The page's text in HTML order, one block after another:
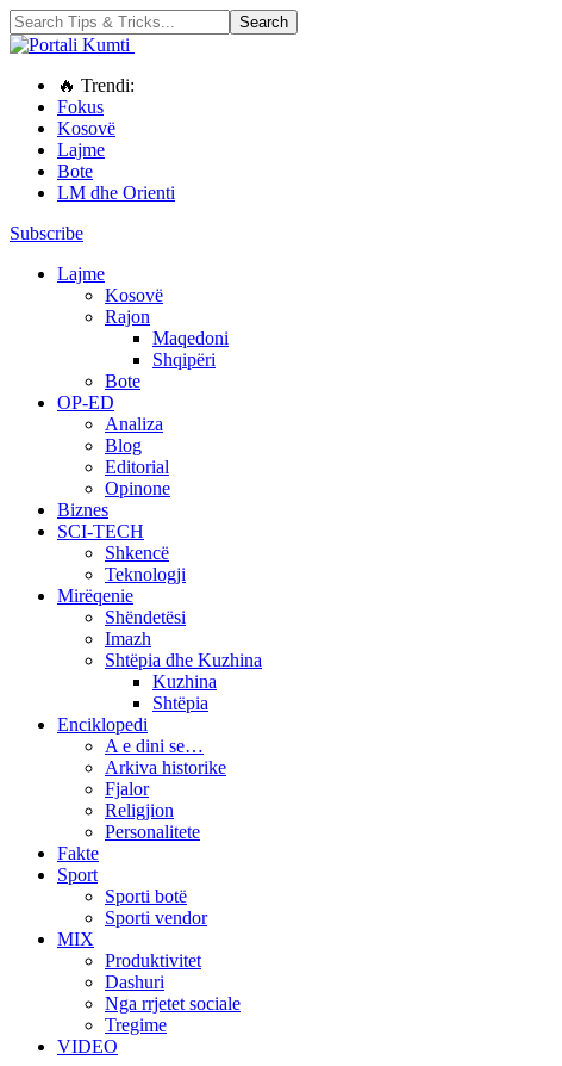
🔥 Trendi:
Fokus
Kosovë
Lajme
Bote
LM dhe Orienti
Subscribe
Lajme
Kosovë
Rajon
Maqedoni
Shqipëri
Bote
OP-ED
Analiza
Blog
Editorial
Opinone
Biznes
SCI-TECH
Shkencë
Teknologji
Mirëqenie
Shëndetësi
Imazh
Shtëpia dhe Kuzhina
Kuzhina
Shtëpia
Enciklopedi
A e dini se…
Arkiva historike
Fjalor
Religjion
Personalitete
Fakte
Sport
Sporti botë
Sporti vendor
MIX
Produktivitet
Dashuri
Nga rrjetet sociale
Tregime
VIDEO